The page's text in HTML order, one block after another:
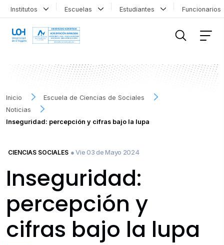
Institutos Escuelas Estudiantes
Inicio
Escuela de Ciencias de Sociales
Noticias
Inseguridad: percepción y cifras bajo la lupa
CIENCIAS SOCIALES ● Vie 03 de Mayo 2024
Inseguridad:
percepción y
cifras bajo la lupa